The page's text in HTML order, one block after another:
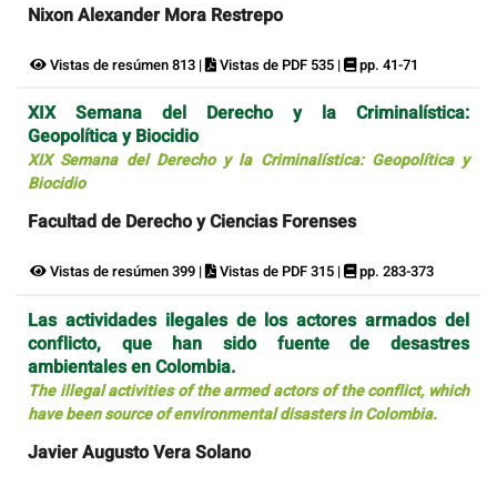
Nixon Alexander Mora Restrepo
Vistas de resúmen 813 | Vistas de PDF 535 | pp. 41-71
XIX Semana del Derecho y la Criminalística:
Geopolítica y Biocidio
XIX Semana del Derecho y la Criminalística: Geopolítica y
Biocidio
Facultad de Derecho y Ciencias Forenses
Vistas de resúmen 399 | Vistas de PDF 315 | pp. 283-373
Las actividades ilegales de los actores armados del
conflicto, que han sido fuente de desastres
ambientales en Colombia.
The illegal activities of the armed actors of the conflict, which
have been source of environmental disasters in Colombia.
Javier Augusto Vera Solano